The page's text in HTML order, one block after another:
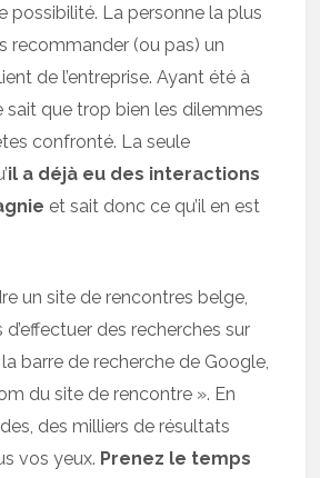
possibilité. La personne la plus
recommander (ou pas) un
de l’entreprise. Ayant été à
sait que trop bien les dilemmes
confronté. La seule
il a déjà eu des interactions
et sait donc ce qu’il en est
un site de rencontres belge,
des recherches sur
la barre de recherche de Google,
du site de rencontre ». En
des milliers de résultats
vos yeux. Prenez le temps